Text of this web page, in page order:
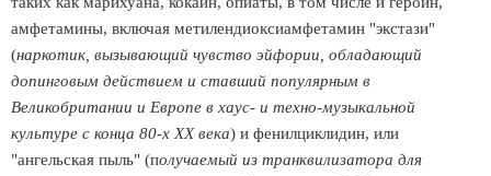
амфетамины, включая метилендиоксиамфетамин "экстази"
(наркотик, вызывающий чувство эйфории, обладающий
допинговым действием и ставший популярным в
Великобритании и Европе в хаус- и техно-музыкальной
культуре с конца 80-х ХХ века) и фенилциклидин, или
"ангельская пыль" (получаемый из транквилизатора для